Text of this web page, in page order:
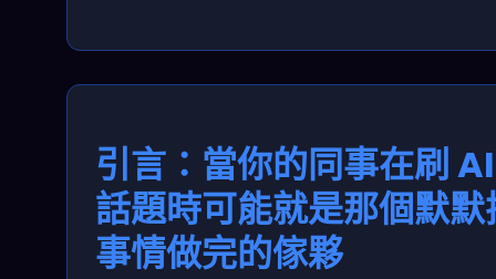
引言：當你的同事在刷 AI
話題時可能就是那個默默
事情做完的傢夥